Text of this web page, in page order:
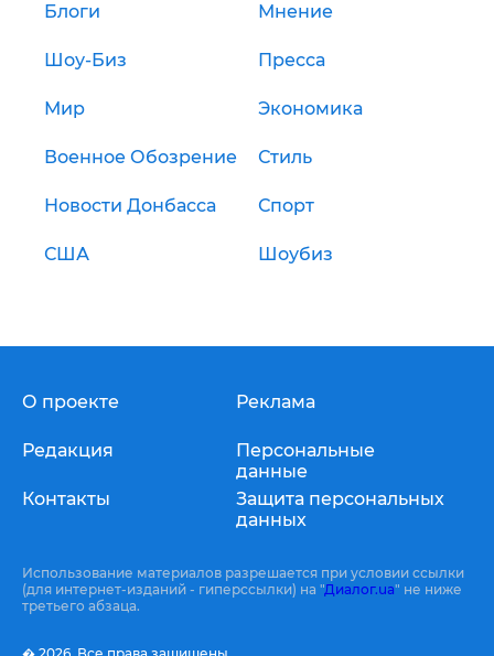
Блоги Мнение
Шоу-Биз Пресса
Мир Экономика
Военное Обозрение Стиль
Новости Донбасса Спорт
США Шоубиз
О проекте
Редакция
Контакты
Реклама
Персональные
данные
Защита персональных
данных
Использование материалов разрешается при условии ссылки
(для интернет-изданий - гиперссылки) на "Диалог.ua" не ниже
третьего абзаца.